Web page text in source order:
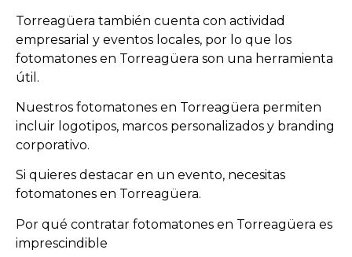
Torreagüera también cuenta con actividad
empresarial y eventos locales, por lo que los
fotomatones en Torreagüera son una herramienta
útil.
Nuestros fotomatones en Torreagüera permiten
incluir logotipos, marcos personalizados y branding
corporativo.
Si quieres destacar en un evento, necesitas
fotomatones en Torreagüera.
Por qué contratar fotomatones en Torreagüera es
imprescindible